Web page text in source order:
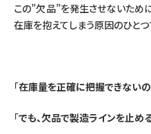
この”欠品”を発生させないため
在庫を抱えてしまう原因のひとつ
「在庫量を正確に把握できない
「でも、欠品で製造ラインを止め